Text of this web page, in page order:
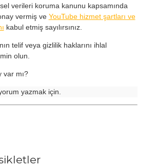
verileri koruma kanunu kapsamında
vermiş ve YouTube hizmet şartları ve
kabul etmiş sayılırsınız.
telif veya gizlilik haklarını ihlal
olun.
var mı?
yazmak için.